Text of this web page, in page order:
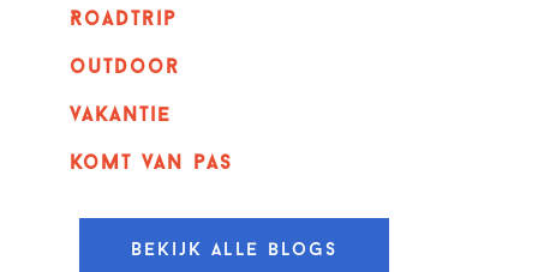
Roadtrip
outdoor
vakantie
komt van pas
Bekijk alle blogs